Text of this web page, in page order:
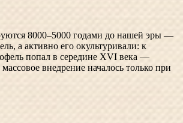
8000–5000 годами до нашей эры —
а активно его окультуривали: к
попал в середине XVI века —
внедрение началось только при